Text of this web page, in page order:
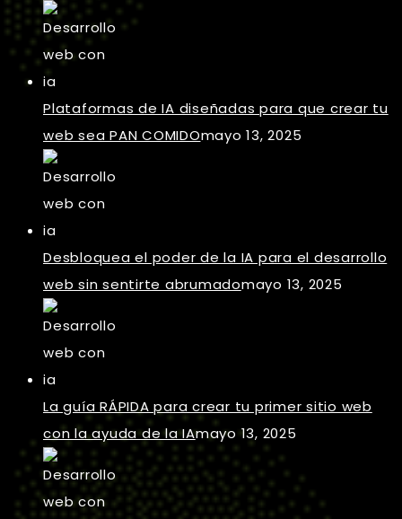
Plataformas de IA diseñadas para que crear tu
web sea PAN COMIDOmayo 13, 2025
Desbloquea el poder de la IA para el desarrollo
web sin sentirte abrumadomayo 13, 2025
La guía RÁPIDA para crear tu primer sitio web
con la ayuda de la IAmayo 13, 2025